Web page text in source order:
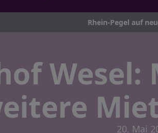
Rhein-Pegel auf neuem Rekord-
20. Mai